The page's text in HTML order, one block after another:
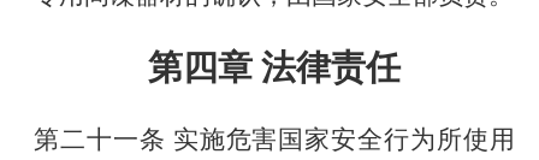
第四章 法律责任
第二十一条 实施危害国家安全行为所使用